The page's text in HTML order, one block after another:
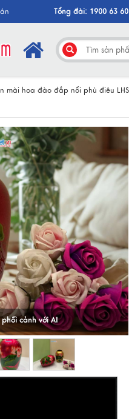
Tổng đài: 1900 63
mài hoa đào đắp nổi phù điêu
cảnh với AI